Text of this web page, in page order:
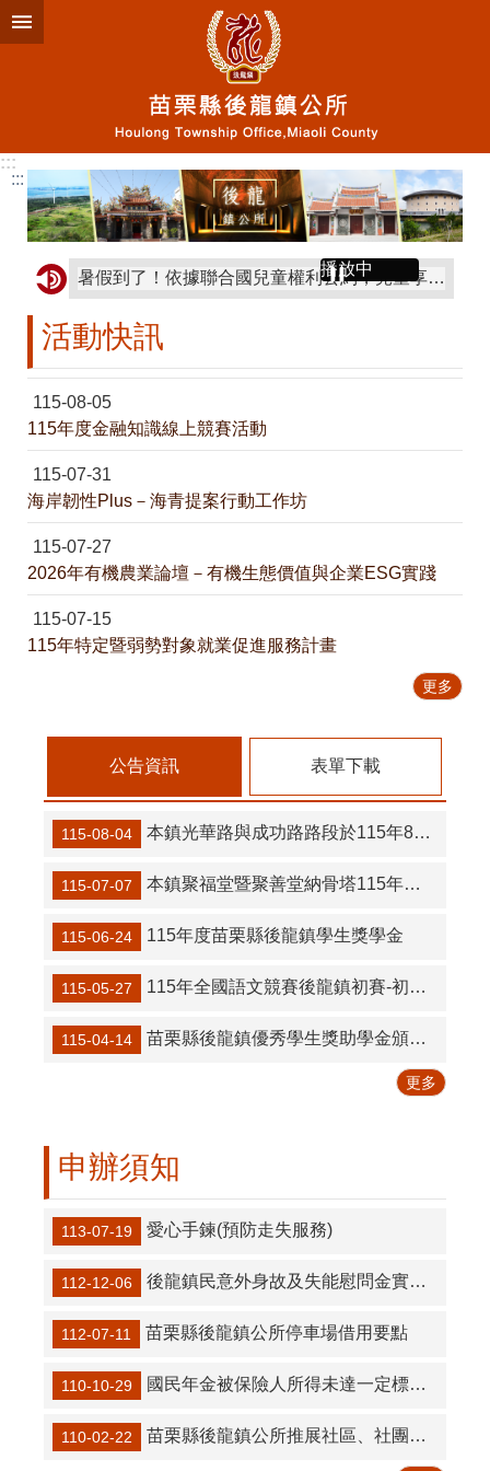
跳到主要內容區塊
:::
:::
播放中 暑假到了！依據聯合國兒童權利公約，兒童享有遊戲權與健康權。請陪伴孩子從事安全休閒活動，培養規律運動與健康生活習慣。同時提醒大家，拒絕檳榔危害健康，檳榔業者不得販售檳榔給未滿18歲兒少，共同守護下一代健康成長。
自備購物袋，方便又自在。
破損燈泡染大地，正確回收救環境。
廢紙不屬紙容器，回收乾淨不油膩。
活動快訊
115-08-05
115年度金融知識線上競賽活動
115-07-31
海岸韌性Plus－海青提案行動工作坊
115-07-27
2026年有機農業論壇－有機生態價值與企業ESG實踐
115-07-15
115年特定暨弱勢對象就業促進服務計畫
更多
公告資訊 表單下載
115-08-04 本鎮光華路與成功路路段於115年8月18日、19日辦理人行路橋拆除工程公告
115-07-07 本鎮聚福堂暨聚善堂納骨塔115年中元秋季法會公告
115-06-24 115年度苗栗縣後龍鎮學生獎學金
115-05-27 115年全國語文競賽後龍鎮初賽-初賽結果成績表
115-04-14 苗栗縣後龍鎮優秀學生獎助學金頒發辦法
更多
申辦須知
113-07-19 愛心手鍊(預防走失服務)
112-12-06 後龍鎮民意外身故及失能慰問金實施要點
112-07-11 苗栗縣後龍鎮公所停車場借用要點
110-10-29 國民年金被保險人所得未達一定標準認定資格申請
110-02-22 苗栗縣後龍鎮公所推展社區、社團發展補助要點